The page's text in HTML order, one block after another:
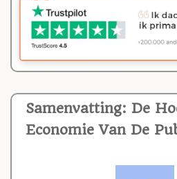
Samenvatting: De
Economie Van De